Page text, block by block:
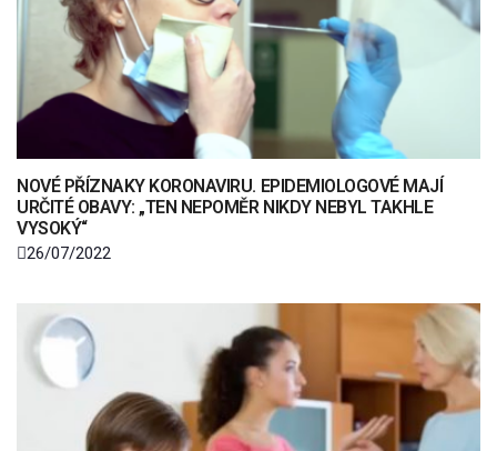
NOVÉ PŘÍZNAKY KORONAVIRU. EPIDEMIOLOGOVÉ MAJÍ
URČITÉ OBAVY: „TEN NEPOMĚR NIKDY NEBYL TAKHLE
VYSOKÝ“
26/07/2022